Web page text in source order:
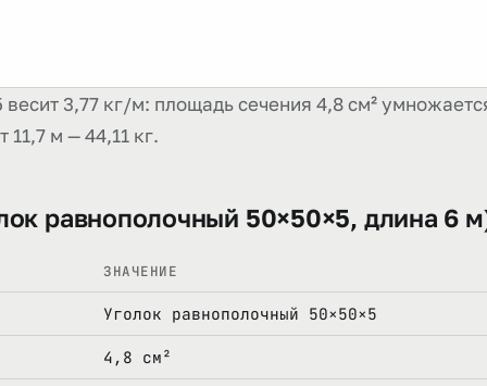
3,77 кг/м: площадь сечения 4,8 см²
11,7 м — 44,11 кг.
равнополочный 50×50×5, длина 6
ЗНАЧЕНИЕ
Уголок равнополочный 50×50×5
4,8 см²